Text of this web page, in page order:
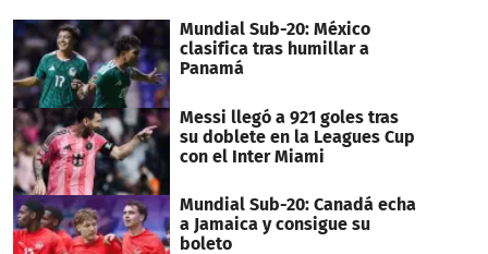
Mundial Sub-20: México
clasifica tras humillar a
Panamá
Messi llegó a 921 goles tras
su doblete en la Leagues Cup
con el Inter Miami
Mundial Sub-20: Canadá echa
a Jamaica y consigue su
boleto